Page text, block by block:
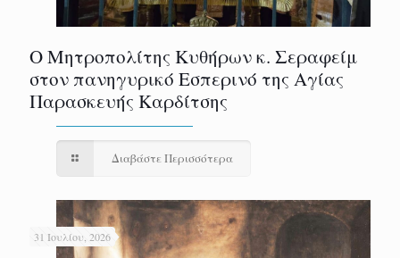
Ο Μητροπολίτης Κυθήρων κ. Σεραφείμ
στον πανηγυρικό Εσπερινό της Αγίας
Παρασκευής Καρδίτσης
Διαβάστε Περισσότερα
31 Ιουλίου, 2026